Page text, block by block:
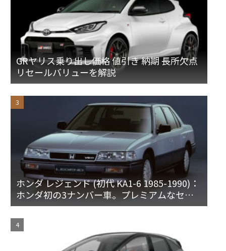
GRヤリス乗り出し価格 値引き 納期 長所欠点
リセールバリューを解説
ホンダ レジェンド (初代 KA1-6 1985-1990)：
ホンダ初の3ナンバー車。プレミアムなセダ
ンとハードトップ